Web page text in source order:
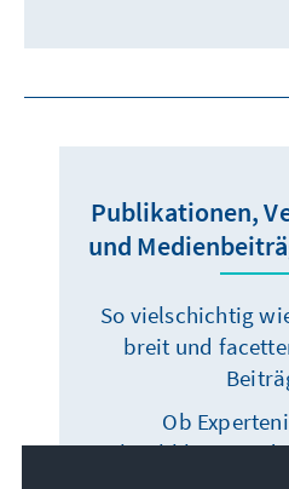
Publikationen,
und
So vielschichtig
breit und
Ob
Fachpublikation